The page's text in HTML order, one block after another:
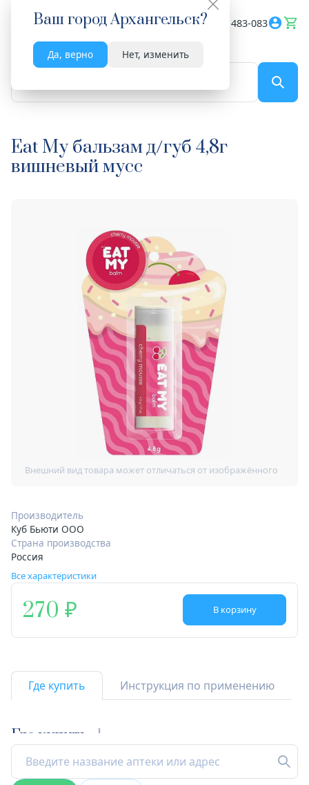
Ваш городАрхангельск?
Да, верно Нет, изменить
Весь сайт 8182 483-083
Eat My бальзам д/губ 4,8г
вишневый мусс
Производитель
Куб Бьюти ООО
Страна производства
Россия
Все характеристики
270 В корзину
Где купить Инструкция по применению
Где купить 1